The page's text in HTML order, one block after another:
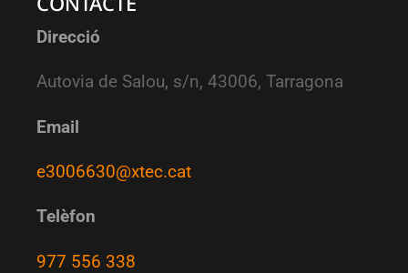
Direcció
Autovia de Salou, s/n, 43006, Tarragona
Email
e3006630@xtec.cat
Telèfon
977 556 338